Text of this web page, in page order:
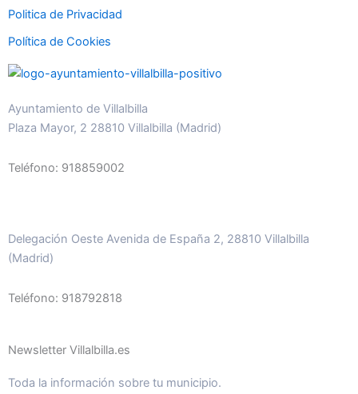
Politica de Privacidad
Política de Cookies
Ayuntamiento de Villalbilla
Plaza Mayor, 2 28810 Villalbilla (Madrid)
Teléfono: 918859002
Delegación Oeste Avenida de España 2, 28810 Villalbilla
(Madrid)
Teléfono: 918792818
Newsletter Villalbilla.es
Toda la información sobre tu municipio.